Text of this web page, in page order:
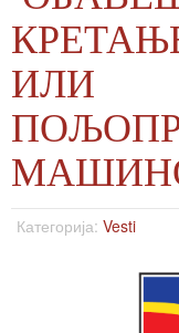
ИЛИ
Категорија: Vesti